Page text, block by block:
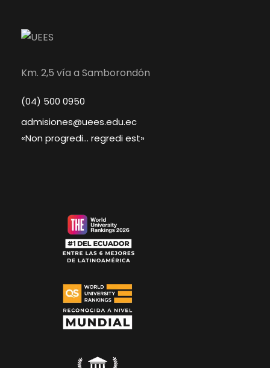
Km. 2,5 vía a Samborondón
(04) 500 0950
admisiones@uees.edu.ec
«Non progredi… regredi est»